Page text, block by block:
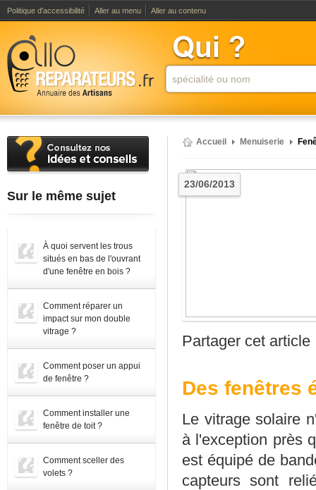
Politique d'accessibilité Aller au menu Aller au contenu
Sur le même sujet
À quoi servent les trous
situés en bas de l'ouvrant
d'une fenêtre en bois ?
Comment réparer un
impact sur mon double
vitrage ?
Comment poser un appui
de fenêtre ?
Comment installer une
fenêtre de toit ?
Comment sceller des
volets ?
Accueil Menuiserie
23/06/2013
Partager cet article
Des fenêtres
Le vitrage solaire
à l'exception près
est équipé de
capteurs sont